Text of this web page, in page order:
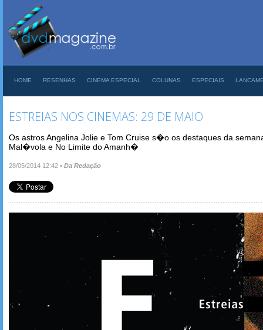
HOME RESENHAS CINEMA ESPECIAL COLUNAS ESPECIAIS
ESTREIAS NOS CINEMAS: 29 DE MAIO
Os astros Angelina Jolie e Tom Cruise s�o os destaques da
Mal�vola e No Limite do Amanh�
28/05/2014 12:42 • Da Redação